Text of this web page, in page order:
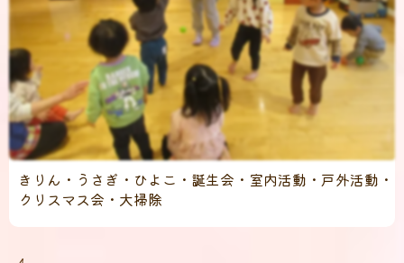
きりん・うさぎ・ひよこ・誕生会・室内活動・戸外活動・
クリスマス会・大掃除